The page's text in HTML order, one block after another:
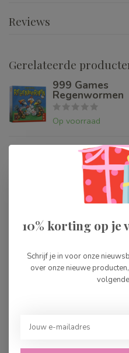
Reviews
Gerelateerde
999 Games
Regenwormen
Op voorraad
Landen
Op voorraad
999 Games 30
10% korting op je
Schrijf je in voor onze
over onze nieuwe